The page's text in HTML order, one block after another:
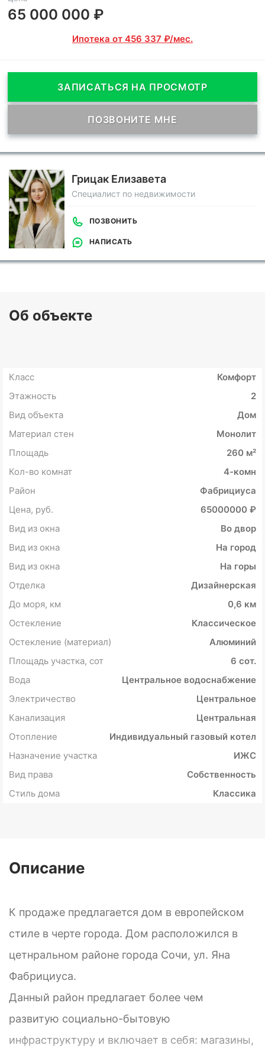
65 000 000 ₽
Ипотека от 456 337 ₽/мес.
ЗАПИСАТЬСЯ НА ПРОСМОТР
ПОЗВОНИТЕ МНЕ
Грицак Елизавета
Специалист по недвижимости
ПОЗВОНИТЬ
НАПИСАТЬ
Об объекте
Класс
Комфорт
Этажность
2
Вид объекта
Дом
Материал стен
Монолит
Площадь
260 м²
Кол-во комнат
4-комн
Район
Фабрициуса
Цена, руб.
65000000 ₽
Вид из окна
Во двор
Вид из окна
На город
Вид из окна
На горы
Отделка
Дизайнерская
До моря, км
0,6 км
Остекление
Классическое
Остекление (материал)
Алюминий
Площадь участка, сот
6 сот.
Вода
Центральное водоснабжение
Электричество
Центральное
Канализация
Центральная
Отопление
Индивидуальный газовый котел
Назначение участка
ИЖС
Вид права
Собственность
Стиль дома
Классика
Описание
К продаже предлагается дом в европейском
стиле в черте города. Дом расположился в
цетнральном районе города Сочи, ул. Яна
Фабрициуса.
Данный район предлагает более чем
развитую социально-бытовую
инфраструктуру и включает в себя: магазины,